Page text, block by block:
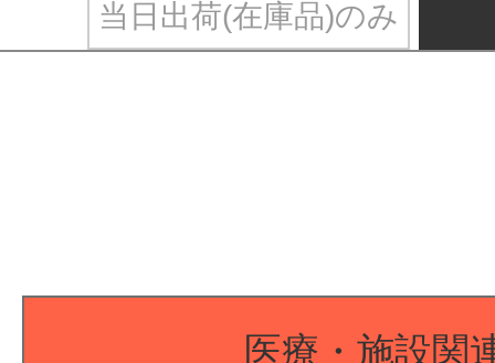
当日出荷(在庫品)のみ
医療・施設関